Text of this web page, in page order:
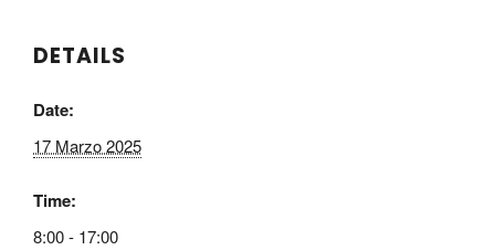
DETAILS
Date:
17 Marzo 2025
Time:
8:00 - 17:00